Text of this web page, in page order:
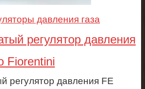
давления газа
регулятор давления
Fiorentini
регулятор давления FE